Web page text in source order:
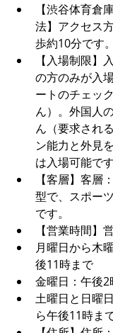
【渋谷体育倉
法】アクセス
歩約10分です。
【入場制限】
の方のみが入
ートのチェッ
ん）。外国人
ん（要求され
ン能力と外見
は入場可能です
【客層】客層
型で、スポー
です。
【営業時間】
月曜日から木
後11時まで
金曜日：午後
土曜日と日曜
ら午後11時ま